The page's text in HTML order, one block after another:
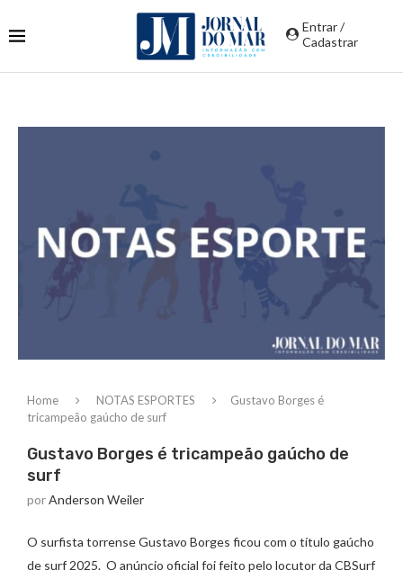
Entrar /
Cadastrar
Home NOTAS ESPORTES
Gustavo Borges é
tricampeão gaúcho de surf
Gustavo Borges é tricampeão gaúcho de
surf
porAnderson Weiler
O surfista torrense Gustavo Borges ficou com o título gaúcho
de surf 2025. O anúncio oficial foi feito pelo locutor da CBSurf